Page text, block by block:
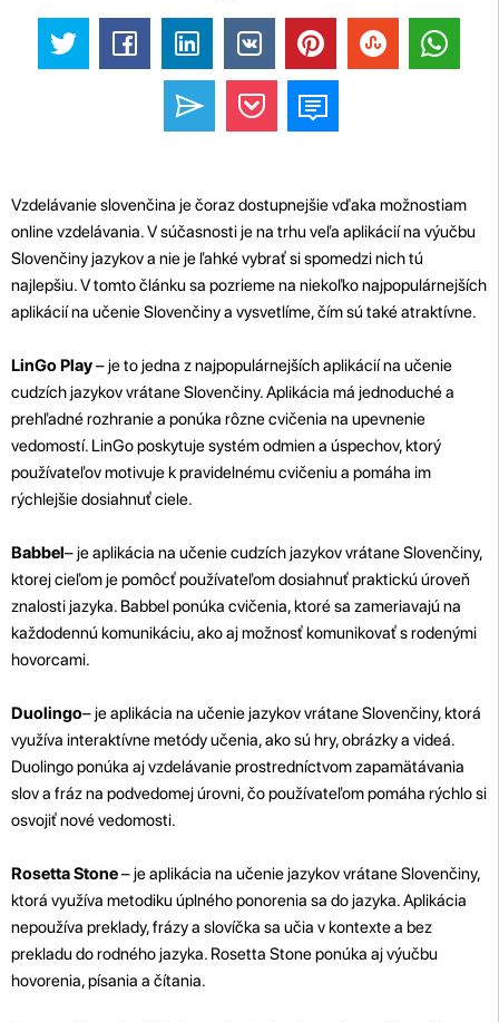
Vzdelávanie slovenčina je čoraz dostupnejšie vďaka možnostiam
online vzdelávania. V súčasnosti je na trhu veľa aplikácií na výučbu
Slovenčiny jazykov a nie je ľahké vybrať si spomedzi nich tú
najlepšiu. V tomto článku sa pozrieme na niekoľko najpopulárnejších
aplikácií na učenie Slovenčiny a vysvetlíme, čím sú také atraktívne.
LinGo Play– je to jedna z najpopulárnejších aplikácií na učenie
cudzích jazykov vrátane Slovenčiny. Aplikácia má jednoduché a
prehľadné rozhranie a ponúka rôzne cvičenia na upevnenie
vedomostí. LinGo poskytuje systém odmien a úspechov, ktorý
používateľov motivuje k pravidelnému cvičeniu a pomáha im
rýchlejšie dosiahnuť ciele.
Babbel– je aplikácia na učenie cudzích jazykov vrátane Slovenčiny,
ktorej cieľom je pomôcť používateľom dosiahnuť praktickú úroveň
znalosti jazyka. Babbel ponúka cvičenia, ktoré sa zameriavajú na
každodennú komunikáciu, ako aj možnosť komunikovať s rodenými
hovorcami.
Duolingo– je aplikácia na učenie jazykov vrátane Slovenčiny, ktorá
využíva interaktívne metódy učenia, ako sú hry, obrázky a videá.
Duolingo ponúka aj vzdelávanie prostredníctvom zapamätávania
slov a fráz na podvedomej úrovni, čo používateľom pomáha rýchlo si
osvojiť nové vedomosti.
Rosetta Stone– je aplikácia na učenie jazykov vrátane Slovenčiny,
ktorá využíva metodiku úplného ponorenia sa do jazyka. Aplikácia
nepoužíva preklady, frázy a slovíčka sa učia v kontexte a bez
prekladu do rodného jazyka. Rosetta Stone ponúka aj výučbu
hovorenia, písania a čítania.